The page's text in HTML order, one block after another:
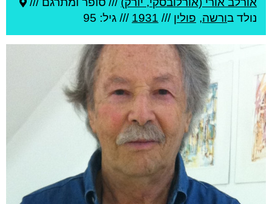
נולד בורשה, פולין ///
1931 /// גיל: 95